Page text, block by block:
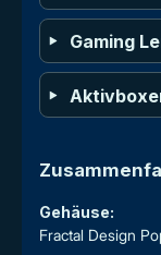
Gaming
Gehäuse:
Fractal Design